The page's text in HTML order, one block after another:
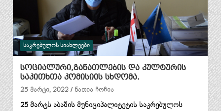
ᲡᲐᲙᲠᲔᲑᲣᲚᲝᲡ ᲡᲘᲐᲮᲚᲔᲔᲑᲘ
სოციალური,განათლების და კულტურის
საკითხთა კომისიის სხდომა.
25 მარტი, 2022
ნათია ჩოჩია
25 მარტს აბაშის მუნიციპალიტეტის საკრებულოს